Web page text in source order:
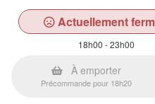
Actuellement
18h00 - 23h00
À emporter
Précommande pour 18h20